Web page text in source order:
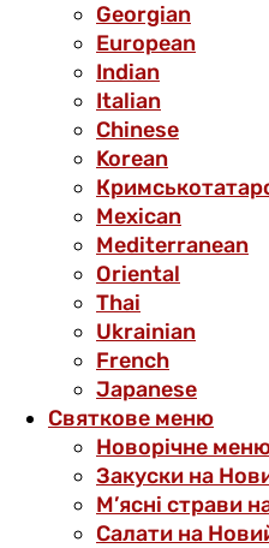
Georgian
European
Indian
Italian
Chinese
Korean
Mexican
Mediterranean
Oriental
Thai
Ukrainian
French
Japanese
Святкове меню
Новорічне
Закуски на
М’ясні страви
Салати на